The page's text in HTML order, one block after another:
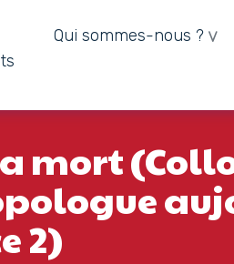
Qui sommes-nous ?
mort
2)